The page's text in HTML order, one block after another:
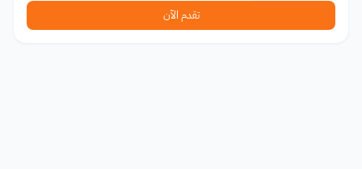
تقدم الآن